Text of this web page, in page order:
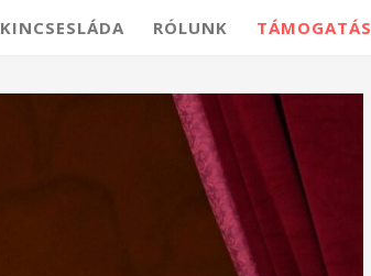
KINCSESLÁDA RÓLUNK TÁMOGATÁS